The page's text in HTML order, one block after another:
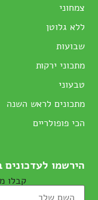
צמחוני
ללא גלוטן
שבועות
מתכוני ירקות
טבעוני
מתכונים לראש השנה
הכי פופולריים
הירשמו לעדכונים
קבלו